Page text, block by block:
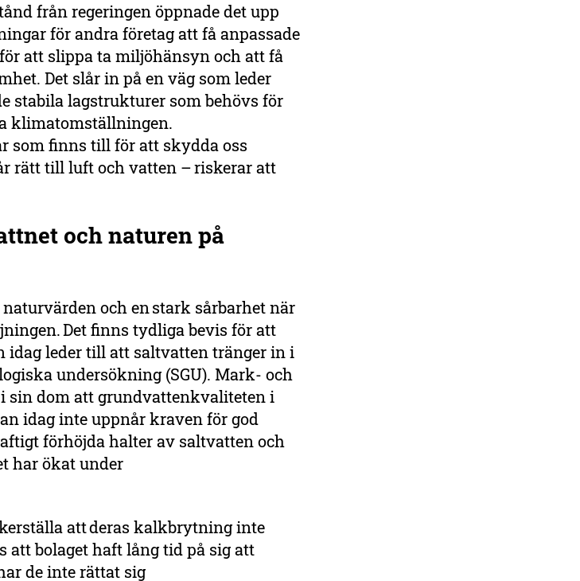
från regeringen öppnade det upp
för andra företag att få anpassade
att slippa ta miljöhänsyn och att få
Det slår in på en väg som leder
stabila lagstrukturer som behövs för
klimatomställningen.
som finns till för att skydda oss
rätt till luft och vatten – riskerar att
och naturen på
och en stark sårbarhet när
Det finns tydliga bevis för att
idag leder till att saltvatten tränger in i
undersökning (SGU). Mark- och
sin dom att grundvattenkvaliteten i
idag inte uppnår kraven för god
förhöjda halter av saltvatten och
har ökat under
att deras kalkbrytning inte
att bolaget haft lång tid på sig att
de inte rättat sig